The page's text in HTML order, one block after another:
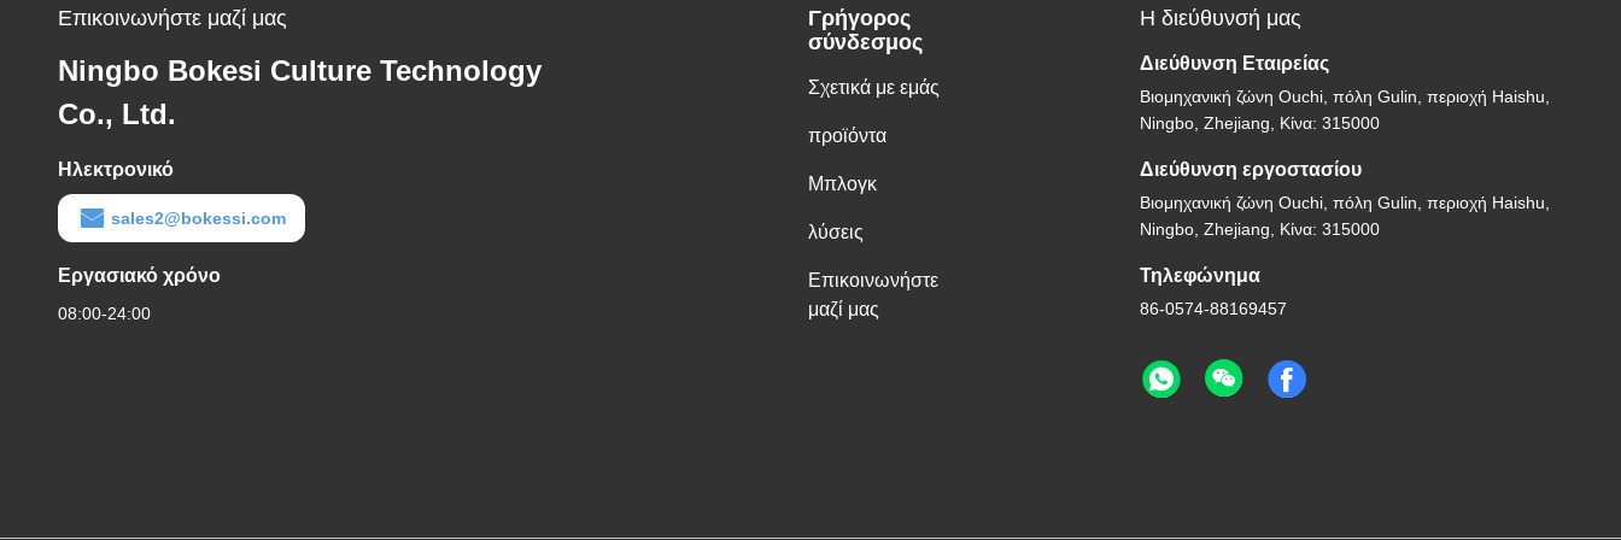
Επικοινωνήστε μαζί μας
Ningbo Bokesi Culture Technology
Co., Ltd.
Ηλεκτρονικό
sales2@bokessi.com
Εργασιακό χρόνο
08:00-24:00
Γρήγορος
σύνδεσμος
Σχετικά με εμάς
προϊόντα
Μπλογκ
λύσεις
Επικοινωνήστε
μαζί μας
Η διεύθυνσή μας
Διεύθυνση Εταιρείας
Βιομηχανική ζώνη Ouchi, πόλη Gulin, περιοχή Haishu,
Ningbo, Zhejiang, Κίνα: 315000
Διεύθυνση εργοστασίου
Βιομηχανική ζώνη Ouchi, πόλη Gulin, περιοχή Haishu,
Ningbo, Zhejiang, Κίνα: 315000
Τηλεφώνημα
86-0574-88169457